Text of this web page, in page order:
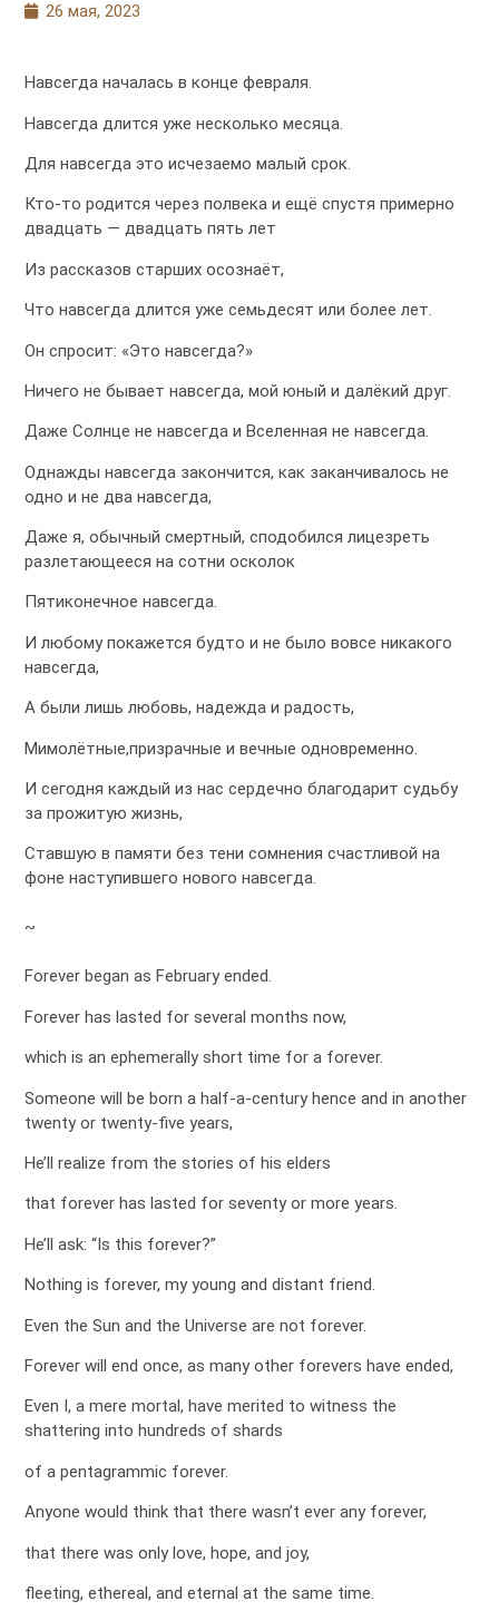
26 мая, 2023
Навсегда началась в конце февраля.
Навсегда длится уже несколько месяца.
Для навсегда это исчезаемо малый срок.
Кто-то родится через полвека и ещё спустя примерно
двадцать — двадцать пять лет
Из рассказов старших осознаёт,
Что навсегда длится уже семьдесят или более лет.
Он спросит: «Это навсегда?»
Ничего не бывает навсегда, мой юный и далёкий друг.
Даже Солнце не навсегда и Вселенная не навсегда.
Однажды навсегда закончится, как заканчивалось не
одно и не два навсегда,
Даже я, обычный смертный, сподобился лицезреть
разлетающееся на сотни осколок
Пятиконечное навсегда.
И любому покажется будто и не было вовсе никакого
навсегда,
А были лишь любовь, надежда и радость,
Мимолётные,призрачные и вечные одновременно.
И сегодня каждый из нас сердечно благодарит судьбу
за прожитую жизнь,
Ставшую в памяти без тени сомнения счастливой на
фоне наступившего нового навсегда.
~
Forever began as February ended.
Forever has lasted for several months now,
which is an ephemerally short time for a forever.
Someone will be born a half-a-century hence and in another
twenty or twenty-five years,
He’ll realize from the stories of his elders
that forever has lasted for seventy or more years.
He’ll ask: “Is this forever?”
Nothing is forever, my young and distant friend.
Even the Sun and the Universe are not forever.
Forever will end once, as many other forevers have ended,
Even I, a mere mortal, have merited to witness the
shattering into hundreds of shards
of a pentagrammic forever.
Anyone would think that there wasn’t ever any forever,
that there was only love, hope, and joy,
fleeting, ethereal, and eternal at the same time.